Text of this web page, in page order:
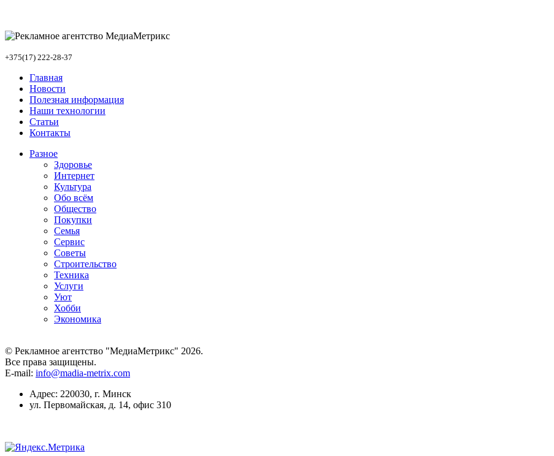
+375(17) 222-28-37
Главная
Новости
Полезная информация
Наши технологии
Статьи
Контакты
Разное
Здоровье
Интернет
Культура
Обо всём
Общество
Покупки
Семья
Сервис
Советы
Строительство
Техника
Услуги
Уют
Хобби
Экономика
© Рекламное агентство "МедиаМетрикс" 2026.
Все права защищены.
E-mail: info@madia-metrix.com
Адрес: 220030, г. Минск
ул. Первомайская, д. 14, офис 310